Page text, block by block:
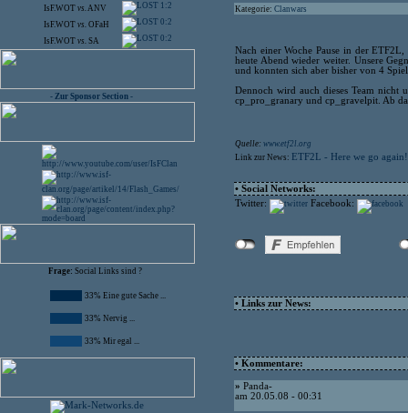
IsF.WOT vs.ANV 1:2
IsF.WOT vs. OFaH 0:2
IsF.WOT vs. SA 0:2
- Zur Sponsor Section -
Frage: Social Links sind ?
33% Eine gute Sache ...
33% Nervig ...
33% Mir egal ...
Kategorie: Clanwars
Nach einer Woche Pause in der
heute Abend wieder weiter. Unsere
und konnten sich aber bisher von 4
Dennoch wird auch dieses Team nicht
cp_pro_granary und cp_gravelpit. Ab
Quelle: www.etf2l.org
Link zur News: ETF2L - Here we go again!
• Social Networks:
Twitter:
Facebook:
• Links zur News:
• Kommentare:
» Panda-
am 20.05.08 - 00:31